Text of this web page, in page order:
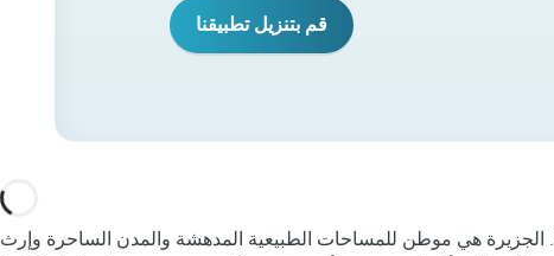
قم بتنزيل تطبيقنا
. الجزيرة هي موطن للمساحات الطبيعية المدهشة والمدن الساحرة وإرث